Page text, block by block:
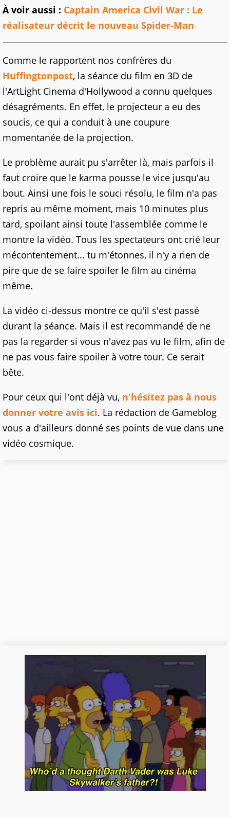
À voir aussi : Captain America Civil War : Le
réalisateur décrit le nouveau Spider-Man
Comme le rapportent nos confrères du
Huffingtonpost, la séance du film en 3D de
l'ArtLight Cinema d'Hollywood a connu quelques
désagréments. En effet, le projecteur a eu des
soucis, ce qui a conduit à une coupure
momentanée de la projection.
Le problème aurait pu s'arrêter là, mais parfois il
faut croire que le karma pousse le vice jusqu'au
bout. Ainsi une fois le souci résolu, le film n'a pas
repris au même moment, mais 10 minutes plus
tard, spoilant ainsi toute l'assemblée comme le
montre la vidéo. Tous les spectateurs ont crié leur
mécontentement... tu m'étonnes, il n'y a rien de
pire que de se faire spoiler le film au cinéma
même.
La vidéo ci-dessus montre ce qu'il s'est passé
durant la séance. Mais il est recommandé de ne
pas la regarder si vous n'avez pas vu le film, afin de
ne pas vous faire spoiler à votre tour. Ce serait
bête.
Pour ceux qui l'ont déjà vu, n'hésitez pas à nous
donner votre avis ici. La rédaction de Gameblog
vous a d'ailleurs donné ses points de vue dans une
vidéo cosmique.